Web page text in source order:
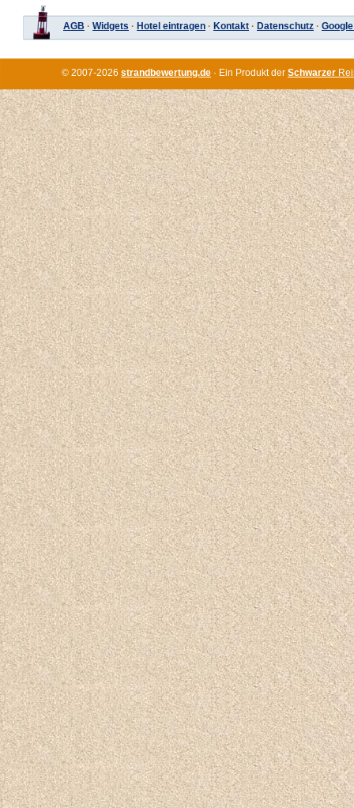
AGB · Widgets · Hotel eintragen · Kontakt · Datenschutz ·
© 2007-2026 strandbewertung.de · Ein Produkt der Schwarzer